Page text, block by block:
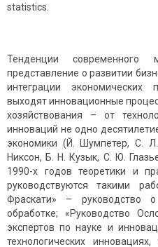
statistics.
Тенденции современного
представление о развитии
интеграции
выходят инновационные
хозяйствования – от
инноваций не одно
экономики (Й. Шумпетер, С.
Никсон, Б. Н. Кузык, С. Ю.
1990-х годов теоретики и
руководствуются такими
Фраскати» – руководство
обработке; «Руководство
экспертов по науке и
технологических